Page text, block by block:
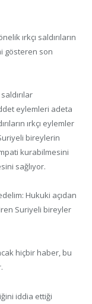
ırkçı saldırıların
gösteren son
eylemleri adeta
ırkçı eylemler
bireylerin
kurabilmesini
sağlıyor.
Hukuki açıdan
Suriyeli bireyler
hiçbir haber, bu
iddia ettiği